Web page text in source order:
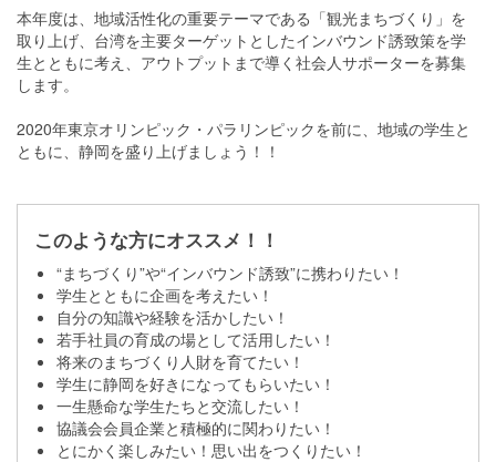
本年度は、地域活性化の重要テーマである「観光まちづくり」を
取り上げ、台湾を主要ターゲットとしたインバウンド誘致策を学
生とともに考え、アウトプットまで導く社会人サポーターを募集
します。
2020年東京オリンピック・パラリンピックを前に、地域の学生と
ともに、静岡を盛り上げましょう！！
このような方にオススメ！！
“まちづくり”や“インバウンド誘致”に携わりたい！
学生とともに企画を考えたい！
自分の知識や経験を活かしたい！
若手社員の育成の場として活用したい！
将来のまちづくり人財を育てたい！
学生に静岡を好きになってもらいたい！
一生懸命な学生たちと交流したい！
協議会会員企業と積極的に関わりたい！
とにかく楽しみたい！思い出をつくりたい！